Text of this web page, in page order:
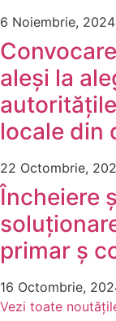
6 Noiembrie, 2024
aleși la
locale din
22 Octombrie,
Încheiere
primar ș
16 Octombrie,
Vezi toate